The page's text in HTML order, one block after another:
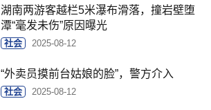
湖南两游客越栏5米瀑布滑落，撞岩壁堕
潭“毫发未伤”原因曝光
社会 2025-08-12
“外卖员摸前台姑娘的脸”，警方介入
社会 2025-08-12